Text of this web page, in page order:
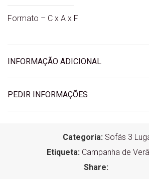
Formato – C x A x F
INFORMAÇÃO ADICIONAL
PEDIR INFORMAÇÕES
Categoria: Sofás 3
Etiqueta: Campanha de
Share: